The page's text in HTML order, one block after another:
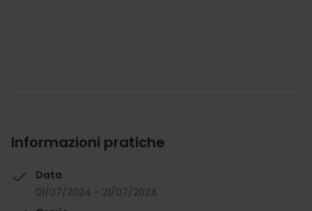
Informazioni pratiche
Data
01/07/2024 - 21/07/2024